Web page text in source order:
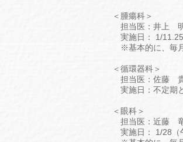
＜腫瘍科＞
担当医：井上
実施日： 1/11.25
※基本的に、毎
＜循環器科＞
担当医：佐藤 貴
実施日：不定
＜眼科＞
担当医：近藤 竜
実施日： 1/28（